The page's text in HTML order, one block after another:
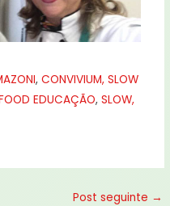
,CONVIVIUM, SLOW
EDUCAÇÃO,SLOW,
Post seguinte →